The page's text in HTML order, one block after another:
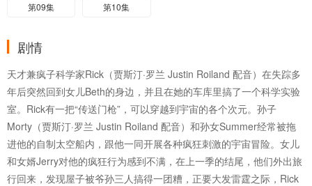
第09集 第10集
剧情
天才兼疯子科学家Rick（贾斯汀·罗兰 Justin Roiland 配音）在失踪多
年后突然回到女儿Beth的身边，并且在她的车库里搞了一个科学实验
室。Rick有一把“传送门枪”，可以穿越到宇宙的各个次元。孙子
Morty（贾斯汀·罗兰 Justin Roiland 配音）和孙女Summer经常被拖
进他的自制太空船内，跟他一同开展各种疯狂刺激的宇宙冒险。女儿
和女婿Jerry对他的疯狂行为感到不满，在上一季的结尾，他们外出旅
行回来，发现屋子被爷孙三人搞得一团糟，正要大发雷霆之际，Rick